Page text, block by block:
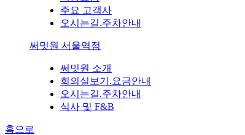
주요 고객사
오시는길.주차안내
써밋원 서울역점
써밋원 소개
회의실보기.요금안내
오시는길.주차안내
식사 및 F&B
홈으로